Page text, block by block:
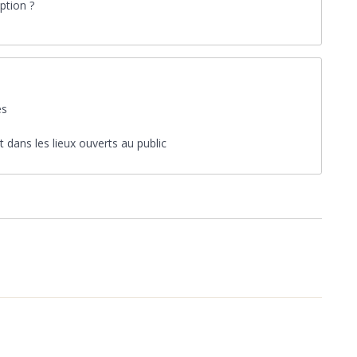
?
dans les lieux ouverts au public